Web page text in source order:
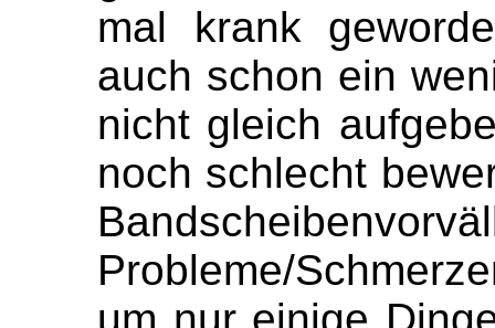
mal krank
auch schon ein
nicht gleich
noch schlecht
Probleme/